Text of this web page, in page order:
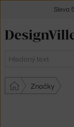
Hledat
Značky
Sleva